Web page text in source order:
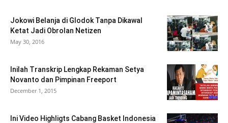
Jokowi Belanja di Glodok Tanpa Dikawal
Ketat Jadi Obrolan Netizen
May 30, 2016
Inilah Transkrip Lengkap Rekaman Setya
Novanto dan Pimpinan Freeport
December 1, 2015
Ini Video Highligts Cabang Basket Indonesia